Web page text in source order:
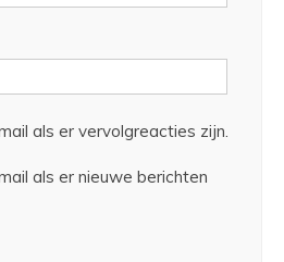
als er vervolgreacties zijn.
als er nieuwe berichten